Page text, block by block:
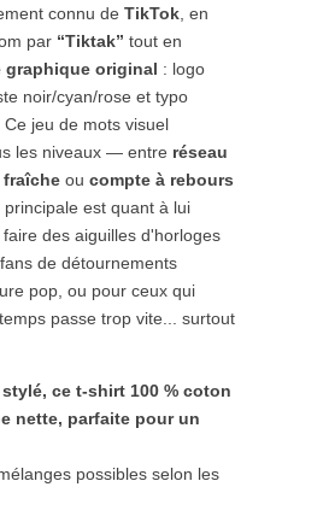
connu de TikTok, en
par “Tiktak” tout en
graphique original : logo
noir/cyan/rose et typo
jeu de mots visuel
les niveaux — entre réseau
ou compte à rebours
est quant à lui
des aiguilles d'horloges
de détournements
pop, ou pour ceux qui
passe trop vite... surtout
ce t-shirt 100 % coton
nette, parfaite pour un
possibles selon les